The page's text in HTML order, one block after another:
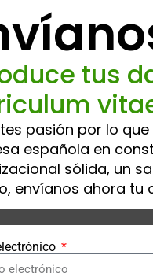
tus
pasión por lo
española en
sólida, un
envíanos ahora tu